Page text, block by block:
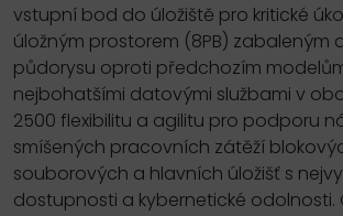
vstupní bod do úložiště pro kritické
úložným prostorem (8PB) zabaleným
půdorysu oproti předchozím
nejbohatšími datovými službami v
2500 flexibilitu a agilitu pro podporu
smíšených pracovních zátěží
souborových a hlavních úložišť s
dostupnosti a kybernetické odolnosti.